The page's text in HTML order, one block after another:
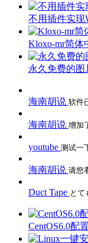
不用插件实现
Kloxo-mr简体
永久免费的图
海南胡说 软件
海南胡说 增加
youtube 测试一
海南胡说 请您
Duct Tape とて
CentOS6.0配